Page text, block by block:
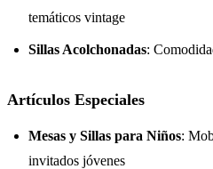
temáticos vintage
Sillas Acolchonadas:
Artículos Especiales
Mesas y Sillas para Niños:
invitados jóvenes